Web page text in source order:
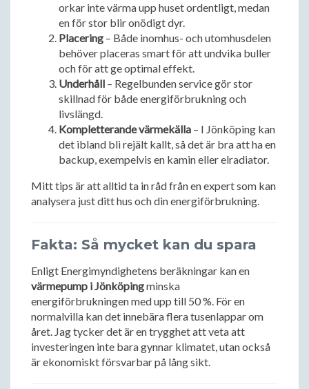
orkar inte värma upp huset ordentligt, medan
en för stor blir onödigt dyr.
Placering – Både inomhus- och utomhusdelen
behöver placeras smart för att undvika buller
och för att ge optimal effekt.
Underhåll – Regelbunden service gör stor
skillnad för både energiförbrukning och
livslängd.
Kompletterande värmekälla – I Jönköping kan
det ibland bli rejält kallt, så det är bra att ha en
backup, exempelvis en kamin eller elradiator.
Mitt tips är att alltid ta in råd från en expert som kan
analysera just ditt hus och din energiförbrukning.
Fakta: Så mycket kan du spara
Enligt Energimyndighetens beräkningar kan en
värmepump i Jönköpingminska
energiförbrukningen med upp till 50 %. För en
normalvilla kan det innebära flera tusenlappar om
året. Jag tycker det är en trygghet att veta att
investeringen inte bara gynnar klimatet, utan också
är ekonomiskt försvarbar på lång sikt.